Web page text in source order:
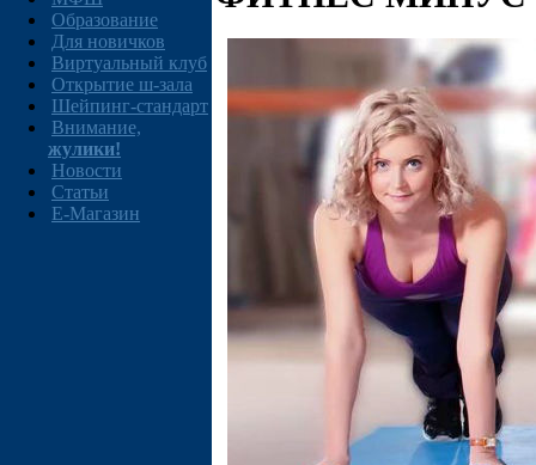
Образование
Для новичков
Виртуальный клуб
Открытие ш-зала
Шейпинг-стандарт
Внимание,
жулики!
Новости
Статьи
E-Магазин